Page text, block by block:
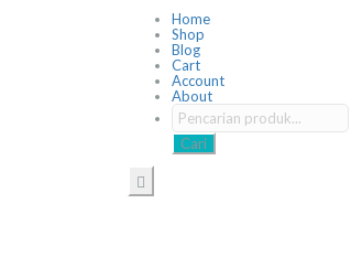
Home
Shop
Blog
Cart
Account
About
Cari